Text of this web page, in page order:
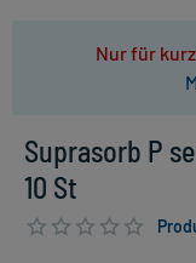
Nur für
Suprasorb P
10 St